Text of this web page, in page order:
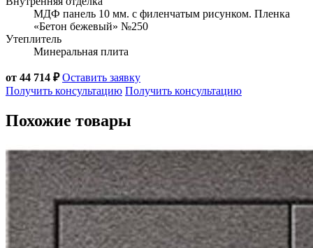
МДФ панель 10 мм. с филенчатым рисунком. Пленка
«Бетон бежевый» №250
Утеплитель
Минеральная плита
от 44 714 ₽Оставить заявку
Получить консультацию Получить консультацию
Похожие товары